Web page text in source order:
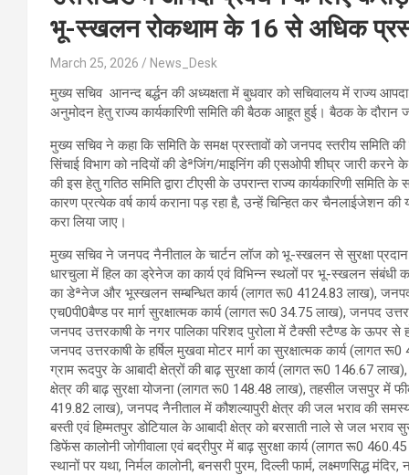
भू-स्खलन रोकथाम के 16 से अधिक
March 25, 2026 News_Desk
मुख्य सचिव आनन्द बर्द्धन की अध्यक्षता में बुधवार को सचिवालय में राज्य
अनुमोदन हेतु राज्य कार्यकारिणी समिति की बैठक आहूत हुई। बैठक के दौरान
मुख्य सचिव ने कहा कि समिति के समक्ष प्रस्तावों को जनपद स्तरीय समिति
सिंचाई विभाग को नदियों की डेªजिंग/माइनिंग की एसओपी शीघ्र जारी करने के
की इस हेतु गतिठ समिति द्वारा टीएसी के उपरान्त राज्य कार्यकारिणी
कारण प्रत्येक वर्ष कार्य कराना पड़ रहा है, उन्हें चिन्हित कर चैनलाईजेशन
करा लिया जाए।
मुख्य सचिव ने जनपद नैनीताल के चार्टन लॉज को भू-स्खलन से सुरक्षा
धारचुला में हिल का ड्रेनेज का कार्य एवं विभिन्न स्थलों पर भू-स्खलन संबंधी
का डेªनेज और भूस्खलन सम्बन्धित कार्य (लागत रू0 4124.83 लाख), जनपद
एच0पी0बैण्ड पर मार्ग सुरक्षात्मक कार्य (लागत रू0 34.75 लाख), जनपद
जनपद उत्तरकाषी के नगर पालिका परिशद पुरोला में टैक्सी स्टैण्ड के ऊपर
जनपद उत्तरकाषी के हर्षिल मुखवा मोटर मार्ग का सुरक्षात्मक कार्य (लागत
ग्राम रूदपुर के आबादी क्षेत्रों की बाढ़ सुरक्षा कार्य (लागत रू0 146.67
क्षेत्र की बाढ़ सुरक्षा योजना (लागत रू0 148.48 लाख), तहसील जसपुर में
419.82 लाख), जनपद नैनीताल में कौशल्यापुरी क्षेत्र की जल भराव की
बस्ती एवं हिम्मतपुर डोटियाल के आबादी क्षेत्र को बरसाती नाले से जल
डिफेंस कालोनी जोगीवाला एवं बद्रीपुर में बाढ़ सुरक्षा कार्य (लागत रू0
स्थानों पर यथा, निर्मल कालोनी, बनसरी पुरम, दिल्ली फार्म, लक्ष्मणसिद्ध